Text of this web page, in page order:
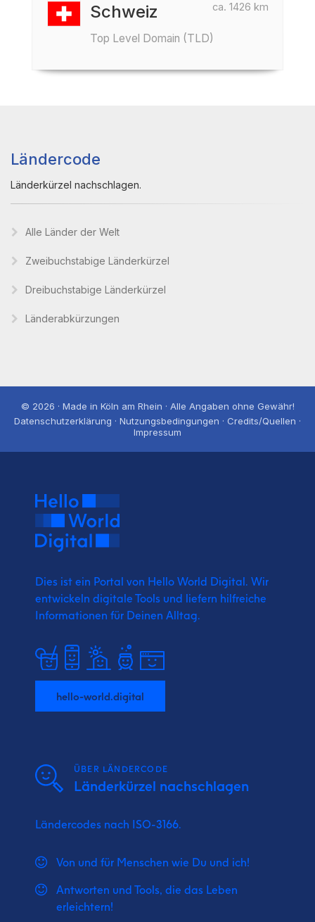
ca. 1426 km
Schweiz
Top Level Domain (TLD)
Ländercode
Länderkürzel nachschlagen.
Alle Länder der Welt
Zweibuchstabige Länderkürzel
Dreibuchstabige Länderkürzel
Länderabkürzungen
© 2026 · Made in Köln am Rhein · Alle Angaben ohne Gewähr!
Datenschutzerklärung · Nutzungsbedingungen · Credits/Quellen ·
Impressum
Dies ist ein Portal von Hello World Digital. Wir
entwickeln digitale Tools und liefern hilfreiche
Informationen für Deinen Alltag.
hello-world.digital
ÜBER LÄNDERCODE
Länderkürzel nachschlagen
Ländercodes nach ISO-3166.
Von und für Menschen wie Du und ich!
Antworten und Tools, die das Leben
erleichtern!